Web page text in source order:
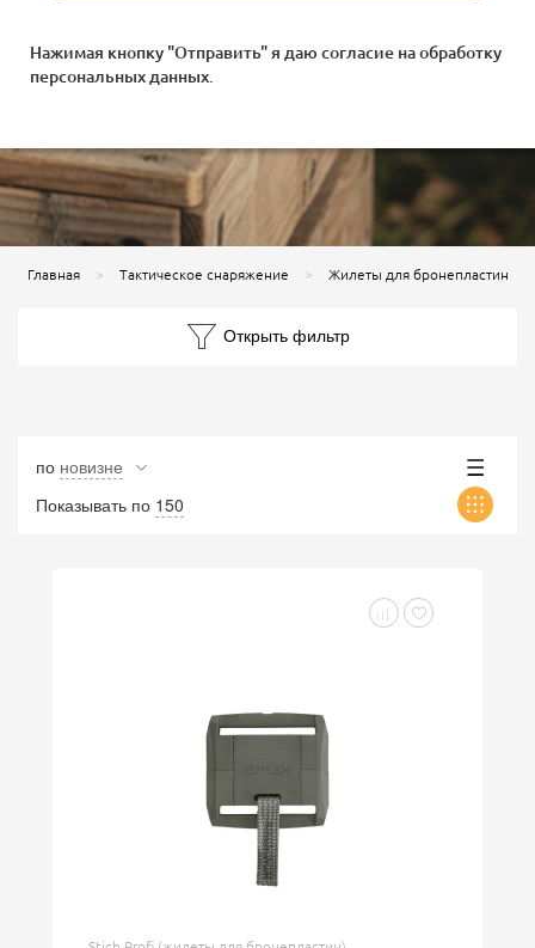
Нажимая кнопку "Отправить" я даю согласие наобработку
персональных данных
Главная Тактическое снаряжение Жилеты для бронепластин
Открыть фильтр
по новизне
Показывать по 150